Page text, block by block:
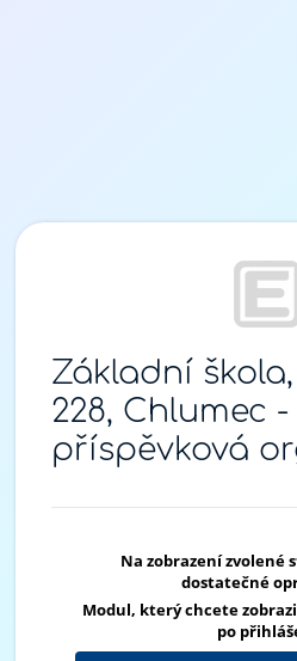
Základní
228, Chlumec -
příspěvková
Na zobrazení zvolené
dostatečné
Modul, který chcete
po